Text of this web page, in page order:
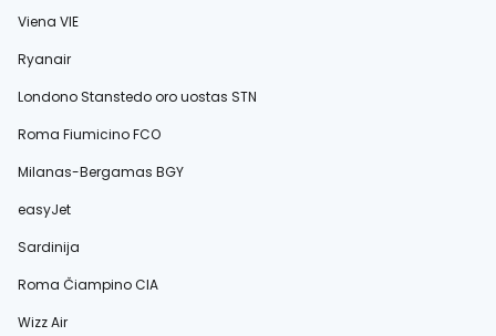
Viena VIE
Ryanair
Londono Stanstedo oro uostas STN
Roma Fiumicino FCO
Milanas-Bergamas BGY
easyJet
Sardinija
Roma Čiampino CIA
Wizz Air